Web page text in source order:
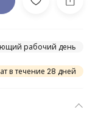
рабочий день
в течение 28 дней